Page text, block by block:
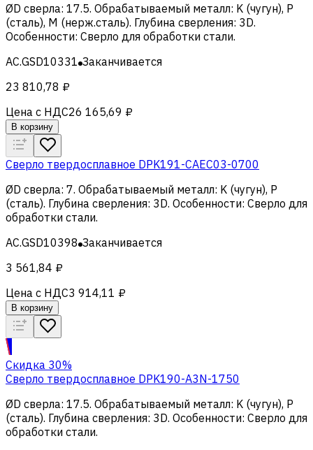
ØD сверла: 17.5. Обрабатываемый металл: K (чугун), Р
(сталь), M (нерж.сталь). Глубина сверления: 3D.
Особенности: Сверло для обработки стали.
AC.GSD10331 Заканчивается
23 810,78 ₽
Цена с НДС26 165,69 ₽
В корзину
Сверло твердосплавное DPK191-CAEC03-0700
ØD сверла: 7. Обрабатываемый металл: K (чугун), Р
(сталь). Глубина сверления: 3D. Особенности: Сверло для
обработки стали.
AC.GSD10398 Заканчивается
3 561,84 ₽
Цена с НДС3 914,11 ₽
В корзину
Скидка 30%
Сверло твердосплавное DPK190-A3N-1750
ØD сверла: 17.5. Обрабатываемый металл: K (чугун), Р
(сталь). Глубина сверления: 3D. Особенности: Сверло для
обработки стали.